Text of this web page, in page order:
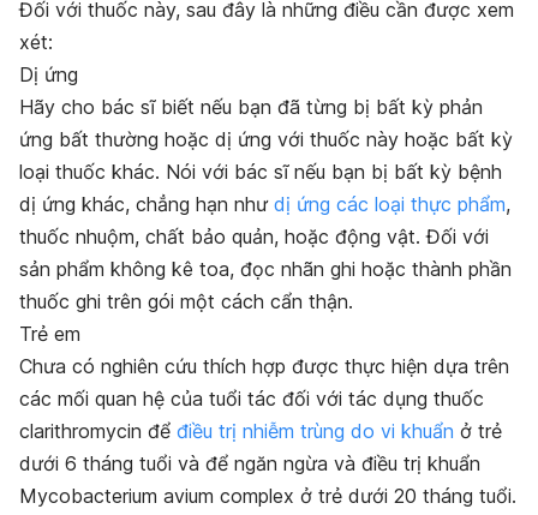
Đối với thuốc này, sau đây là những điều cần được xem
xét:
Dị ứng
Hãy cho bác sĩ biết nếu bạn đã từng bị bất kỳ phản
ứng bất thường hoặc dị ứng với thuốc này hoặc bất kỳ
loại thuốc khác. Nói với bác sĩ nếu bạn bị bất kỳ bệnh
dị ứng khác, chẳng hạn như dị ứng các loại thực phẩm,
thuốc nhuộm, chất bảo quản, hoặc động vật. Đối với
sản phẩm không kê toa, đọc nhãn ghi hoặc thành phần
thuốc ghi trên gói một cách cẩn thận.
Trẻ em
Chưa có nghiên cứu thích hợp được thực hiện dựa trên
các mối quan hệ của tuổi tác đối với tác dụng thuốc
clarithromycin để điều trị nhiễm trùng do vi khuẩn ở trẻ
dưới 6 tháng tuổi và để ngăn ngừa và điều trị khuẩn
Mycobacterium avium complex ở trẻ dưới 20 tháng tuổi.